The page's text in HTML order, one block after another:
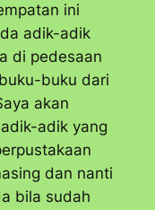
ini
adik-adik
di pedesaan
buku dari
akan
adik-adik yang
dan nanti
bila sudah